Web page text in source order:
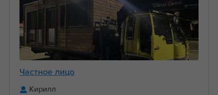
Частное лицо
Кирилл